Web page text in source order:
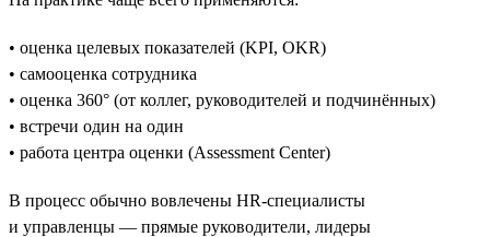
• оценка целевых показателей (KPI, OKR)
• самооценка сотрудника
• оценка 360° (от коллег, руководителей и подчинённых)
• встречи один на один
• работа центра оценки (Assessment Center)
В процесс обычно вовлечены HR-специалисты
и управленцы — прямые руководители, лидеры